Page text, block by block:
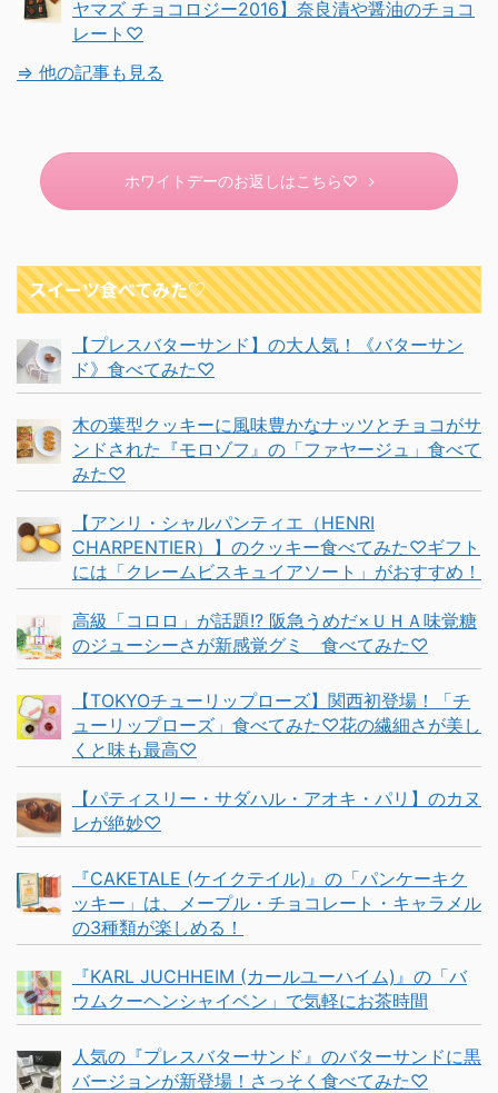
ヤマズ チョコロジー2016】奈良漬や醤油のチョコ
レート♡
⇒ 他の記事も見る
ホワイトデーのお返しはこちら♡
スイーツ食べてみた♡
【プレスバターサンド】の大人気！《バターサン
ド》食べてみた♡
木の葉型クッキーに風味豊かなナッツとチョコがサ
ンドされた『モロゾフ』の「ファヤージュ」食べて
みた♡
【アンリ・シャルパンティエ（HENRI
CHARPENTIER）】のクッキー食べてみた♡ギフト
には「クレームビスキュイアソート」がおすすめ！
高級「コロロ」が話題!? 阪急うめだ×ＵＨＡ味覚糖
のジューシーさが新感覚グミ 食べてみた♡
【TOKYOチューリップローズ】関西初登場！「チ
ューリップローズ」食べてみた♡花の繊細さが美し
くと味も最高♡
【パティスリー・サダハル・アオキ・パリ】のカヌ
レが絶妙♡
『CAKETALE (ケイクテイル)』の「パンケーキク
ッキー」は、メープル・チョコレート・キャラメル
の3種類が楽しめる！
『KARL JUCHHEIM (カールユーハイム)』の「バ
ウムクーヘンシャイベン」で気軽にお茶時間
人気の『プレスバターサンド』のバターサンドに黒
バージョンが新登場！さっそく食べてみた♡